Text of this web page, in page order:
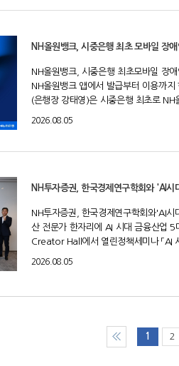
NH올원뱅크, 시중은행 최초 모바일 장
2026.08.05
NH올원뱅크, 시중은행 최초모바일 장
NH올원뱅크 앱에서 발급부터 이용까
(은행장 강태영)은 시중은행 최초로
NH투자증권, 한국경제연구학회와 'AI
2026.08.05
NH투자증권, 한국경제연구학회와'AI
산 전문가 한자리에 AI 시대 금융산업
Creator Hall에서 열린정책세미나 「AI
1 2